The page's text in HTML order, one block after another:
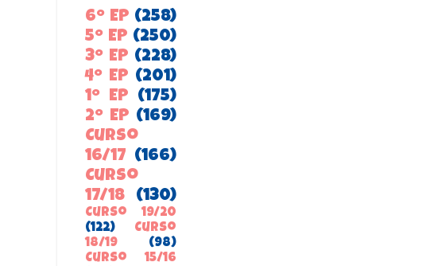
6º EP (258)
5º EP (250)
3º EP (228)
4º EP (201)
1º EP
(175)
2º EP (169)
Curso
16/17 (166)
Curso
17/18
(130)
Curso 19/20
(122)
Curso
18/19
(98)
Curso 15/16